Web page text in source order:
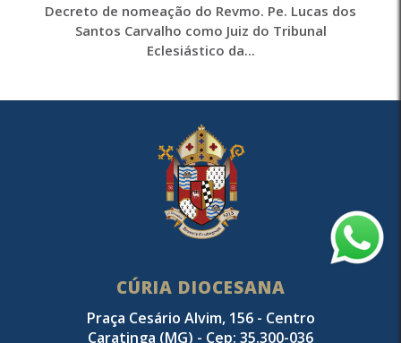
Decreto de nomeação do Revmo. Pe. Lucas dos
Santos Carvalho como Juiz do Tribunal
Eclesiástico da...
CÚRIA DIOCESANA
Praça Cesário Alvim, 156 - Centro
Caratinga (MG) - Cep: 35.300-036